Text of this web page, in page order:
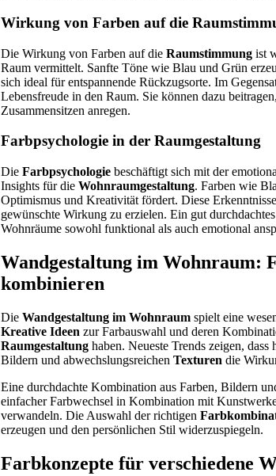
Wirkung von Farben auf die
Die Wirkung von Farben auf die Raumstimmung ist
Raum vermittelt. Sanfte Töne wie Blau und Grün
sich ideal für entspannende Rückzugsorte. Im
Lebensfreude in den Raum. Sie können dazu
Zusammensitzen anregen.
Farbpsychologie in der Raumgestaltung
Die Farbpsychologie beschäftigt sich mit der
Insights für die Wohnraumgestaltung. Farben wie
Optimismus und Kreativität fördert. Diese
gewünschte Wirkung zu erzielen. Ein gut
Wohnräume sowohl funktional als auch emotional
Wandgestaltung im Wohnraum:
kombinieren
Die Wandgestaltung im Wohnraum spielt eine
Kreative Ideen zur Farbauswahl und deren
Raumgestaltung haben. Neueste Trends zeigen, dass
Bildern und abwechslungsreichen Texturen die
Eine durchdachte Kombination aus Farben, Bildern
einfacher Farbwechsel in Kombination mit
verwandeln. Die Auswahl der richtigen
erzeugen und den persönlichen Stil widerzuspiegeln.
Farbkonzepte für verschiedene